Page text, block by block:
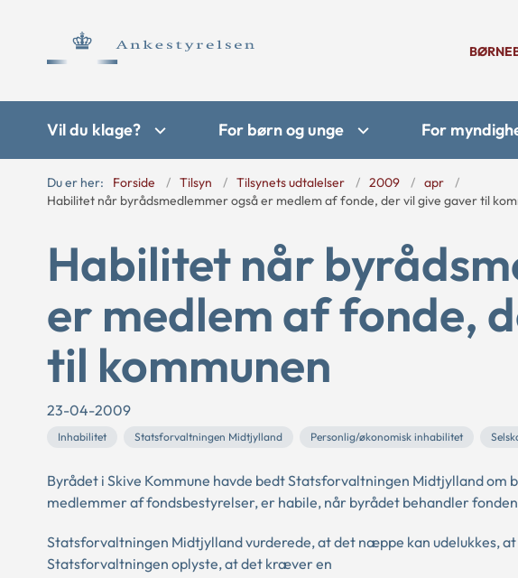
Vil du klage? For børn og unge For
Du er her: Forside Tilsyn Tilsynets udtalelser 2009
apr
Habilitet når byrådsmedlemmer også er medlem af fonde, der vil give gaver til
Habilitet når
er medlem af fonde,
til kommunen
23-04-2009
Inhabilitet Statsforvaltningen Midtjylland Personlig/økonomisk inhabilitet
Byrådet i Skive Kommune havde bedt Statsforvaltningen Midtjylland om
medlemmer af fondsbestyrelser, er habile, når byrådet behandler
Statsforvaltningen Midtjylland vurderede, at det næppe kan udelukkes,
Statsforvaltningen oplyste, at det kræver en